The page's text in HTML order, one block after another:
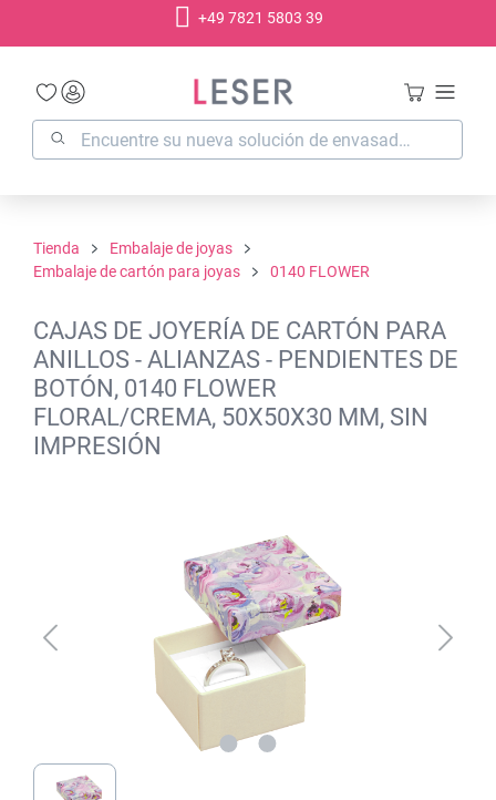
+49 7821 5803 39
Tienda
Embalaje de joyas
Embalaje de cartón para joyas
0140 FLOWER
CAJAS DE JOYERÍA DE CARTÓN PARA
ANILLOS - ALIANZAS - PENDIENTES DE
BOTÓN, 0140 FLOWER
FLORAL/CREMA, 50X50X30 MM, SIN
IMPRESIÓN